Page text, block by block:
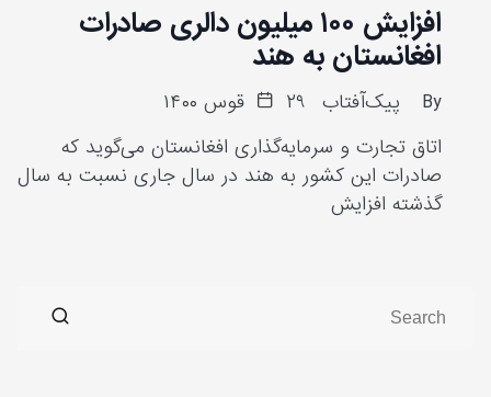
افزایش ۱۰۰ میلیون دالری صادرات
افغانستان به هند
By پیک‌آفتاب
۲۹ قوس ۱۴۰۰
اتاق تجارت و سرمایه‌گذاری افغانستان می‌گوید که
صادرات این کشور به هند در سال جاری نسبت به سال
گذشته افزایش